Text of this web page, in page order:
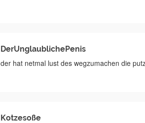
DerUnglaublichePenis
der hat netmal lust des wegzumachen die
Kotzesoße